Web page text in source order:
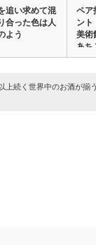
追い求めて混
合った色は人
よう
ペア
ント
美術
あち
…
上続く世界中のお酒が揃